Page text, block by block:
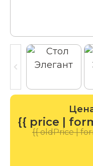
{{ price |
{{ oldPrice |